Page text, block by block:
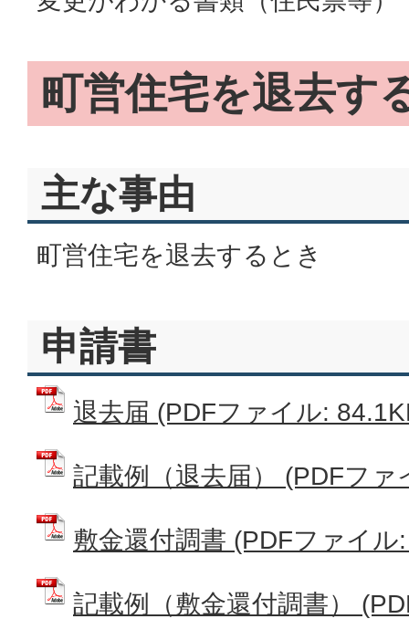
町営住宅を退去す
主な事由
町営住宅を退去するとき
申請書
退去届 (PDFファイル:
記載例（退去届） (PDFファ
敷金還付調書 (PDFファイル
記載例（敷金還付調書）